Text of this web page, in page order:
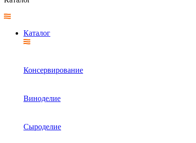
Каталог
Консервирование
Виноделие
Сыроделие